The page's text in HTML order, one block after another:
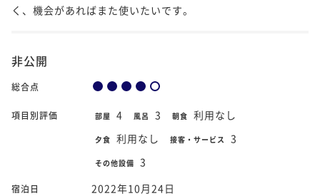
く、機会があればまた使いたいです。
非公開
総合点
項目別評価 部屋 4 風呂 3 朝食 利用なし
夕食 利用なし 接客・サービス 3
その他設備 3
宿泊日 2022年10月24日